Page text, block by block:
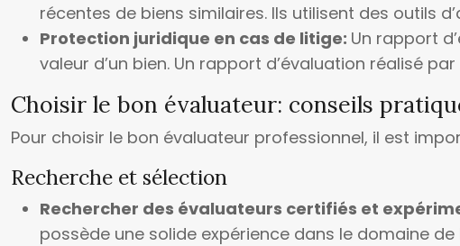
récentes de biens similaires. Ils utilisent des outils
Protection juridique en cas de litige: Un rapport
valeur d’un bien. Un rapport d’évaluation réalisé
Choisir le bon évaluateur: conseils
Pour choisir le bon évaluateur professionnel, il est
Recherche et sélection
Rechercher des évaluateurs certifiés et
possède une solide expérience dans le domaine